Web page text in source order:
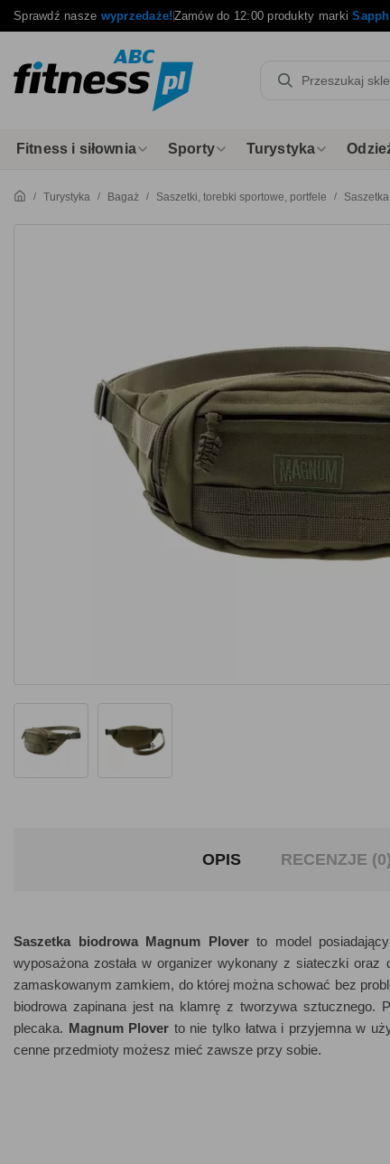
Sprawdź nasze wyprzedaże!Zamów do 12:00 produkty marki
Fitness i siłownia Sporty Turystyka
Turystyka Bagaż Saszetki, torebki sportowe, portfele
OPIS RECENZJE (0)
Saszetka biodrowa Magnum Ploverto model
wyposażona została w organizer wykonany z siateczki oraz
zamaskowanym zamkiem, do której można schować bez
biodrowa zapinana jest na klamrę z tworzywa sztucznego.
plecaka. Magnum Plover to nie tylko łatwa i przyjemna w
cenne przedmioty możesz mieć zawsze przy sobie.